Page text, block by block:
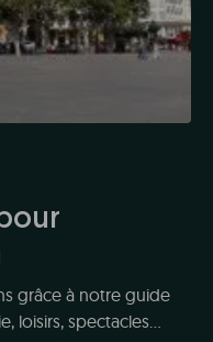
grâce à notre guide
loisirs, spectacles...